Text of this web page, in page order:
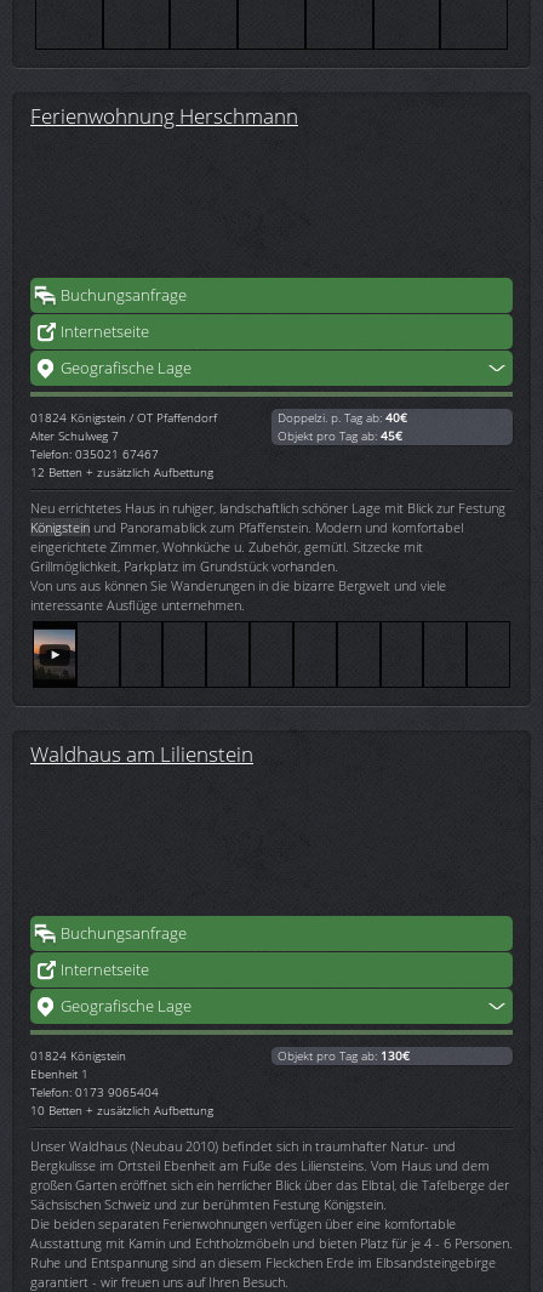
Ferienwohnung Herschmann
Buchungsanfrage
Internetseite
Geografische Lage
01824 Königstein / OT Pfaffendorf
Alter Schulweg 7
Telefon: 035021 67467
12 Betten + zusätzlich Aufbettung
Doppelzi. p. Tag ab: 40€
Objekt pro Tag ab: 45€
Neu errichtetes Haus in ruhiger, landschaftlich schöner Lage mit Blick zur Festung
Königstein und Panoramablick zum Pfaffenstein. Modern und komfortabel
eingerichtete Zimmer, Wohnküche u. Zubehör, gemütl. Sitzecke mit
Grillmöglichkeit, Parkplatz im Grundstück vorhanden.
Von uns aus können Sie Wanderungen in die bizarre Bergwelt und viele
interessante Ausflüge unternehmen.
Waldhaus am Lilienstein
Buchungsanfrage
Internetseite
Geografische Lage
01824 Königstein
Ebenheit 1
Telefon: 0173 9065404
10 Betten + zusätzlich Aufbettung
Objekt pro Tag ab: 130€
Unser Waldhaus (Neubau 2010) befindet sich in traumhafter Natur- und
Bergkulisse im Ortsteil Ebenheit am Fuße des Liliensteins. Vom Haus und dem
großen Garten eröffnet sich ein herrlicher Blick über das Elbtal, die Tafelberge der
Sächsischen Schweiz und zur berühmten Festung Königstein.
Die beiden separaten Ferienwohnungen verfügen über eine komfortable
Ausstattung mit Kamin und Echtholzmöbeln und bieten Platz für je 4 - 6 Personen.
Ruhe und Entspannung sind an diesem Fleckchen Erde im Elbsandsteingebirge
garantiert - wir freuen uns auf Ihren Besuch.